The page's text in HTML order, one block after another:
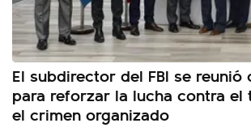
El subdirector del FBI se reunió
para reforzar la lucha contra el
el crimen organizado